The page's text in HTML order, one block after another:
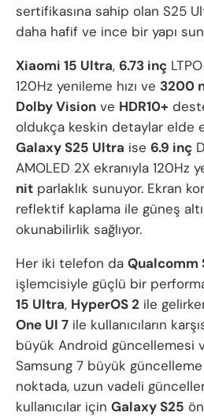
sertifikasına sahip olan S25
daha hafif ve ince bir yapı
Xiaomi 15 Ultra, 6.73 inç
120Hz yenileme hızı ve 3200
Dolby Vision ve HDR10+
oldukça keskin detaylar elde
Galaxy S25 Ultra ise 6.9 inç
AMOLED 2X ekranıyla 120Hz
nit parlaklık sunuyor. Ekran
reflektif kaplama ile güneş
okunabilirlik sağlıyor.
Her iki telefon da Qualcomm
işlemcisiyle güçlü bir
15 Ultra, HyperOS 2 ile
One UI 7 ile kullanıcıların
büyük Android güncellemesi
Samsung 7 büyük
noktada, uzun vadeli
kullanıcılar için Galaxy S25